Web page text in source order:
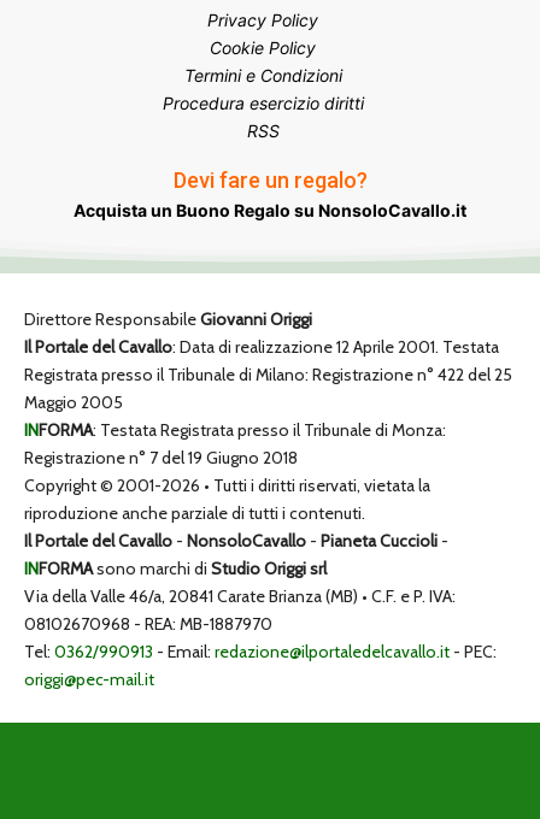
Privacy Policy
Cookie Policy
Termini e Condizioni
Procedura esercizio diritti
RSS
Devi fare un regalo?
Acquista un Buono Regalo su NonsoloCavallo.it
Direttore ResponsabileGiovanni Origgi
Il Portale del Cavallo: Data di realizzazione 12 Aprile 2001. Testata
Registrata presso il Tribunale di Milano: Registrazione n° 422 del 25
Maggio 2005
INFORMA: Testata Registrata presso il Tribunale di Monza:
Registrazione n° 7 del 19 Giugno 2018
Copyright © 2001-2026 • Tutti i diritti riservati, vietata la
riproduzione anche parziale di tutti i contenuti.
Il Portale del Cavallo - NonsoloCavallo - Pianeta Cuccioli -
INFORMAsono marchi di Studio Origgi srl
Via della Valle 46/a, 20841 Carate Brianza (MB) • C.F. e P. IVA:
08102670968 - REA: MB-1887970
Tel: 0362/990913 - Email: redazione@ilportaledelcavallo.it - PEC:
origgi@pec-mail.it